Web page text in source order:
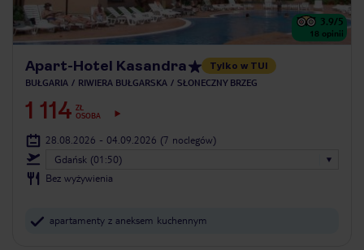
3.9/5
18 opinii
Apart-Hotel Kasandra Tylko w TUI
BUŁGARIA RIWIERA BUŁGARSKA SŁONECZNY BRZEG
1 114 ZŁ
OSOBA
28.08.2026 - 04.09.2026 (7 noclegów)
Gdańsk (01:50)
Bez wyżywienia
apartamenty z aneksem kuchennym